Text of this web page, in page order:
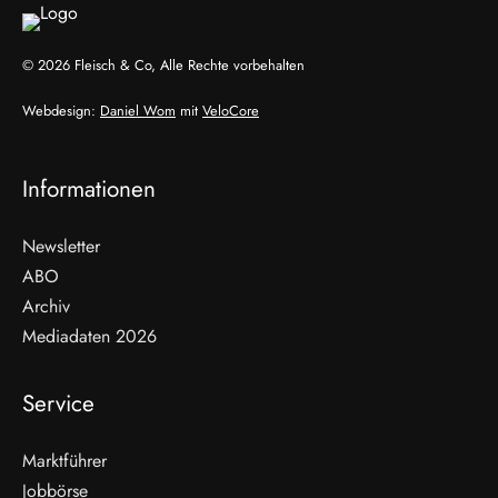
© 2026 Fleisch & Co, Alle Rechte vorbehalten
Webdesign: Daniel Wom mit VeloCore
Informationen
Newsletter
ABO
Archiv
Mediadaten 2026
Service
Marktführer
Jobbörse